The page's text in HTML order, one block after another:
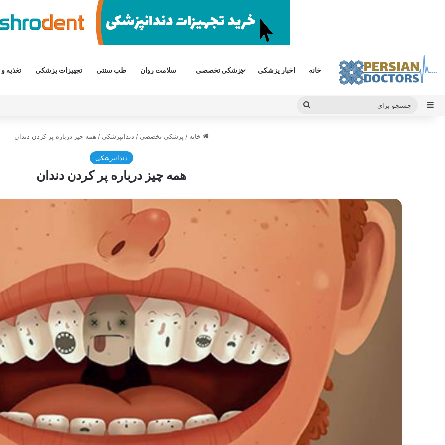
خانه اخبار پزشکی پزشکی تخصصی سلامت روان طب سنتی تجهیزات پزشکی تغذیه
سایدبار
جستجو
خانه / پزشکی تخصصی / دندانپزشکی / همه چیز درباره پر کردن دندان
دندانپزشکی
همه چیز درباره پر کردن دندان